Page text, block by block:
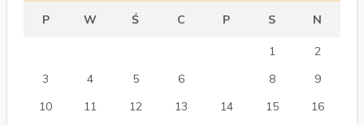
P W Ś C P S N
1
2
3
4 5 6 8
9
10
11 12 13 14 15
16